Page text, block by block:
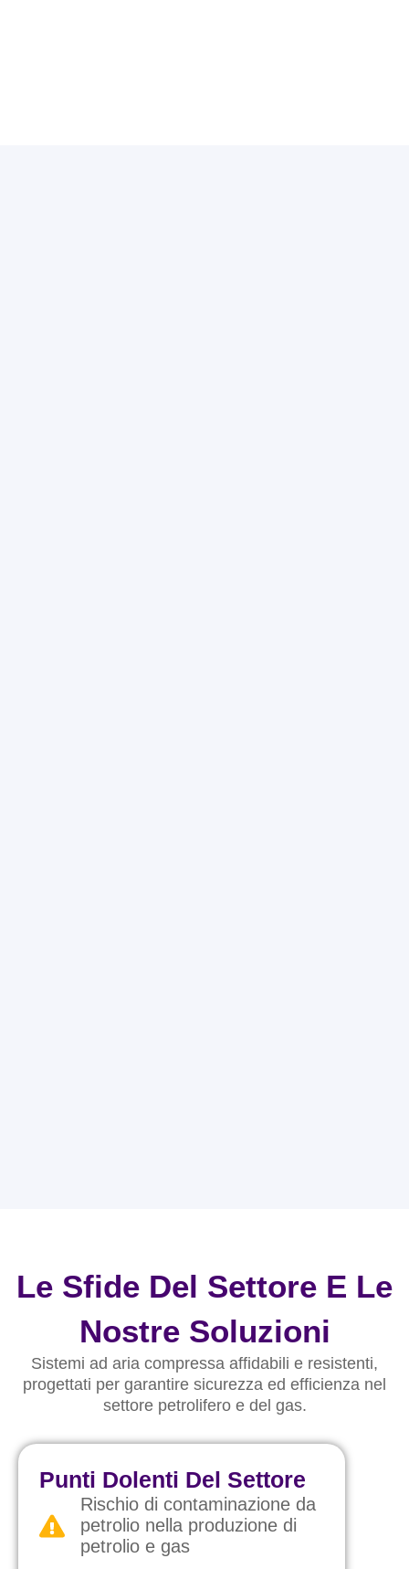
Le Sfide Del Settore E Le
Nostre Soluzioni
Sistemi ad aria compressa affidabili e resistenti,
progettati per garantire sicurezza ed efficienza nel
settore petrolifero e del gas.
Punti Dolenti Del Settore
Rischio di contaminazione da
petrolio nella produzione di
petrolio e gas